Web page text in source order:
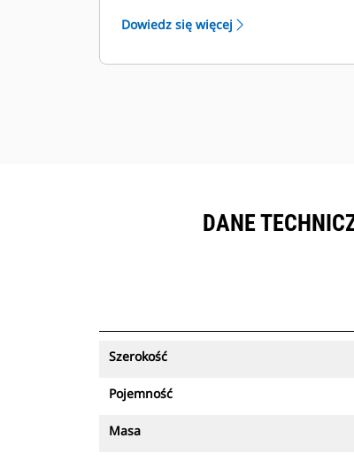
kształtowaniu krajobrazu i innych
Dowiedz się więcej
DANE
Szerokość
Pojemność
Masa